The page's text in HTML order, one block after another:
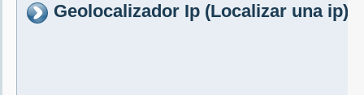
Geolocalizador Ip (Localizar una ip) -